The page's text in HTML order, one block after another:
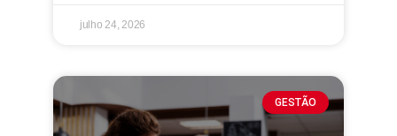
julho 24, 2026
GESTÃO